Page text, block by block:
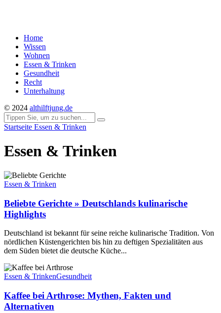
Home
Wissen
Wohnen
Essen & Trinken
Gesundheit
Recht
Unterhaltung
© 2024 althilftjung.de
Startseite Essen & Trinken
Essen & Trinken
Essen & Trinken
Beliebte Gerichte » Deutschlands kulinarische
Highlights
Deutschland ist bekannt für seine reiche kulinarische Tradition. Von
nördlichen Küstengerichten bis hin zu deftigen Spezialitäten aus
dem Süden bietet die deutsche Küche...
Essen & TrinkenGesundheit
Kaffee bei Arthrose: Mythen, Fakten und
Alternativen